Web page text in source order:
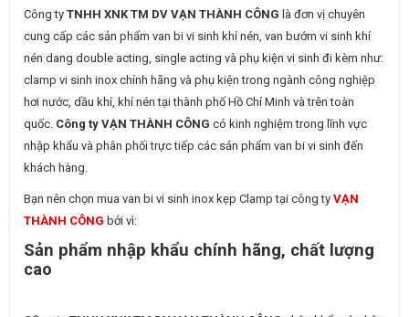
Công ty TNHH XNK TM DV VẠN THÀNH CÔNG là đơn vị chuyên
cung cấp các sản phẩm van bi vi sinh khí nén, van bướm vi sinh khí
nén dang double acting, single acting và phụ kiện vi sinh đi kèm như:
clamp vi sinh inox chính hãng và phụ kiện trong ngành công nghiệp
hơi nước, dầu khí, khí nén tại thành phố Hồ Chí Minh và trên toàn
quốc. Công ty VẠN THÀNH CÔNG có kinh nghiệm trong lĩnh vực
nhập khẩu và phân phối trực tiếp các sản phẩm van bi vi sinh đến
khách hàng.
Bạn nên chọn mua van bi vi sinh inox kẹp Clamp tại công ty VẠN
THÀNH CÔNG bởi vì:
Sản phẩm nhập khẩu chính hãng, chất lượng
cao